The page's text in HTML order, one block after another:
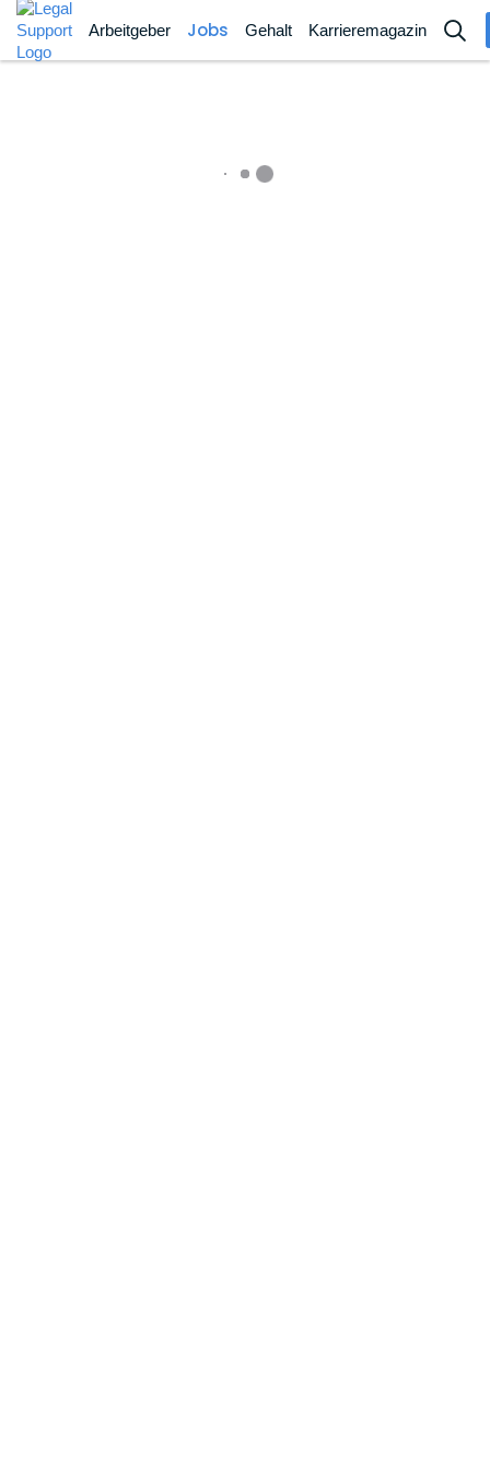
Arbeitgeber Jobs Gehalt Karrieremagazin